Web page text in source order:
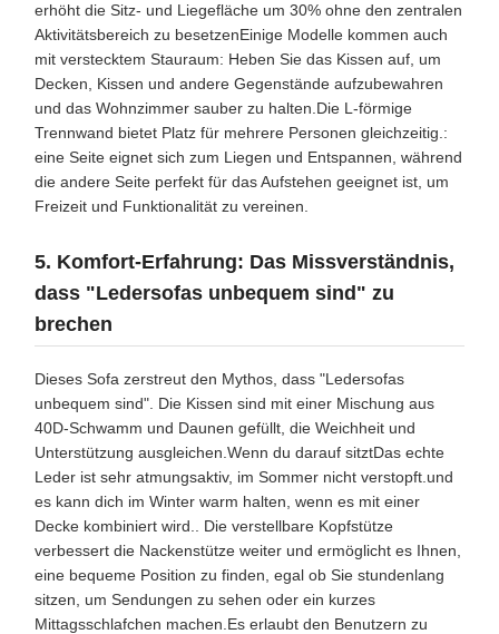
erhöht die Sitz- und Liegefläche um 30% ohne den zentralen
Aktivitätsbereich zu besetzenEinige Modelle kommen auch
mit verstecktem Stauraum: Heben Sie das Kissen auf, um
Decken, Kissen und andere Gegenstände aufzubewahren
und das Wohnzimmer sauber zu halten.Die L-förmige
Trennwand bietet Platz für mehrere Personen gleichzeitig.:
eine Seite eignet sich zum Liegen und Entspannen, während
die andere Seite perfekt für das Aufstehen geeignet ist, um
Freizeit und Funktionalität zu vereinen.
5. Komfort-Erfahrung: Das Missverständnis,
dass "Ledersofas unbequem sind" zu
brechen
Dieses Sofa zerstreut den Mythos, dass "Ledersofas
unbequem sind". Die Kissen sind mit einer Mischung aus
40D-Schwamm und Daunen gefüllt, die Weichheit und
Unterstützung ausgleichen.Wenn du darauf sitztDas echte
Leder ist sehr atmungsaktiv, im Sommer nicht verstopft.und
es kann dich im Winter warm halten, wenn es mit einer
Decke kombiniert wird.. Die verstellbare Kopfstütze
verbessert die Nackenstütze weiter und ermöglicht es Ihnen,
eine bequeme Position zu finden, egal ob Sie stundenlang
sitzen, um Sendungen zu sehen oder ein kurzes
Mittagsschlafchen machen.Es erlaubt den Benutzern zu